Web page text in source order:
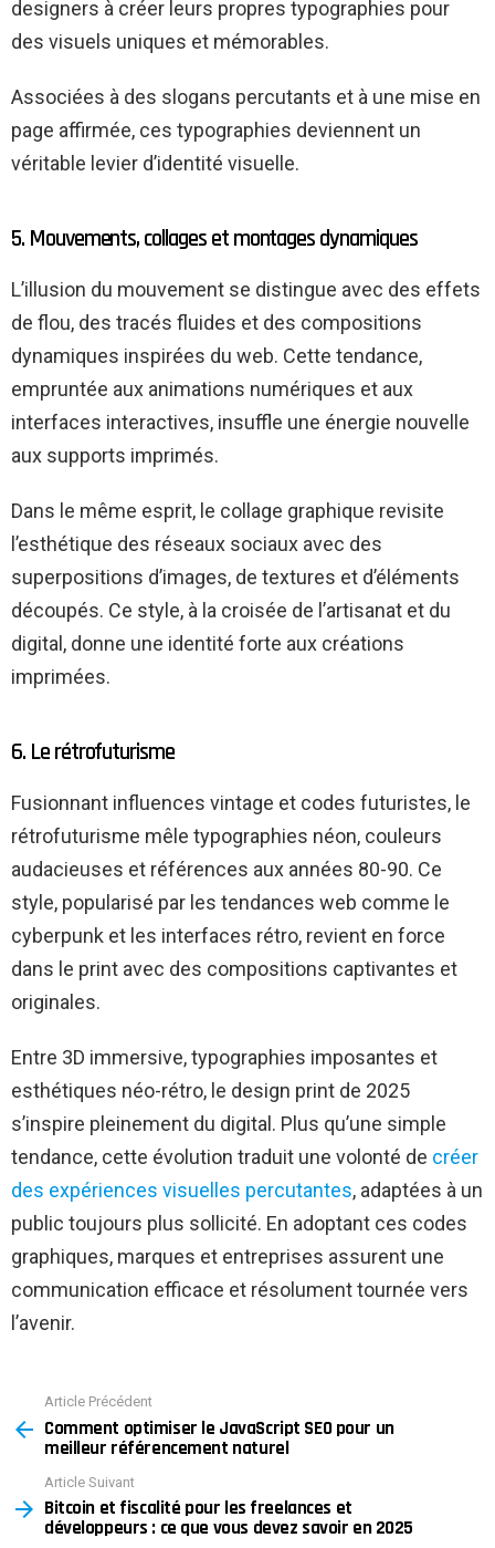
designers à créer leurs propres typographies pour
des visuels uniques et mémorables.
Associées à des slogans percutants et à une mise en
page affirmée, ces typographies deviennent un
véritable levier d’identité visuelle.
5. Mouvements, collages et montages dynamiques
L’illusion du mouvement se distingue avec des effets
de flou, des tracés fluides et des compositions
dynamiques inspirées du web. Cette tendance,
empruntée aux animations numériques et aux
interfaces interactives, insuffle une énergie nouvelle
aux supports imprimés.
Dans le même esprit, le collage graphique revisite
l’esthétique des réseaux sociaux avec des
superpositions d’images, de textures et d’éléments
découpés. Ce style, à la croisée de l’artisanat et du
digital, donne une identité forte aux créations
imprimées.
6. Le rétrofuturisme
Fusionnant influences vintage et codes futuristes, le
rétrofuturisme mêle typographies néon, couleurs
audacieuses et références aux années 80-90. Ce
style, popularisé par les tendances web comme le
cyberpunk et les interfaces rétro, revient en force
dans le print avec des compositions captivantes et
originales.
Entre 3D immersive, typographies imposantes et
esthétiques néo-rétro, le design print de 2025
s’inspire pleinement du digital. Plus qu’une simple
tendance, cette évolution traduit une volonté de créer
des expériences visuelles percutantes, adaptées à un
public toujours plus sollicité. En adoptant ces codes
graphiques, marques et entreprises assurent une
communication efficace et résolument tournée vers
l’avenir.
more
Article Précédent
Comment optimiser le JavaScript SEO pour un
meilleur référencement naturel
Article Suivant
Bitcoin et fiscalité pour les freelances et
développeurs : ce que vous devez savoir en 2025